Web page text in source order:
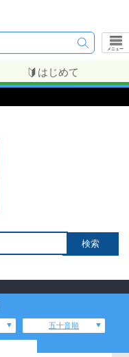
メニュー
はじめて
五十音順